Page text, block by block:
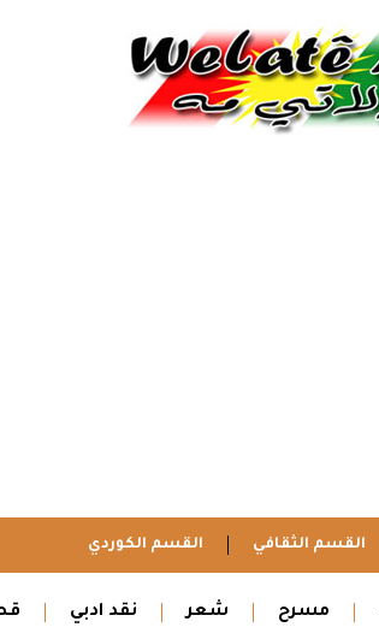
القسم الثقافي القسم الكوردي
مسرح شعر نقد ادبي